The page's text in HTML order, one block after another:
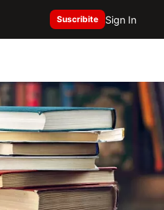
Suscribite Sign In